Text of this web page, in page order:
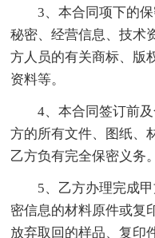
3、本合同项下的
秘密、经营信息、技术
方人员的有关商标、版
资料等。
4、本合同签订前
方的所有文件、图纸、
乙方负有完全保密义务。
5、乙方办理完成
密信息的材料原件或复
放弃取回的样品、复印